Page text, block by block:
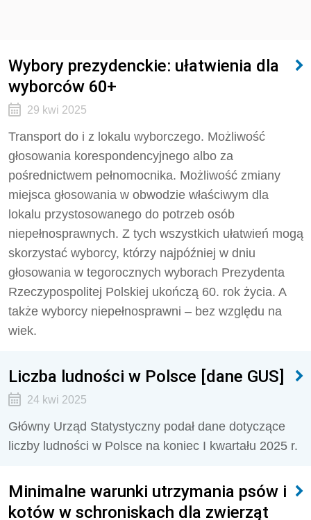
Wybory prezydenckie: ułatwienia dla
wyborców 60+
29 kwi 2025
Transport do i z lokalu wyborczego. Możliwość
głosowania korespondencyjnego albo za
pośrednictwem pełnomocnika. Możliwość zmiany
miejsca głosowania w obwodzie właściwym dla
lokalu przystosowanego do potrzeb osób
niepełnosprawnych. Z tych wszystkich ułatwień mogą
skorzystać wyborcy, którzy najpóźniej w dniu
głosowania w tegorocznych wyborach Prezydenta
Rzeczypospolitej Polskiej ukończą 60. rok życia. A
także wyborcy niepełnosprawni – bez względu na
wiek.
Liczba ludności w Polsce [dane GUS]
24 kwi 2025
Główny Urząd Statystyczny podał dane dotyczące
liczby ludności w Polsce na koniec I kwartału 2025 r.
Minimalne warunki utrzymania psów i
kotów w schroniskach dla zwierząt